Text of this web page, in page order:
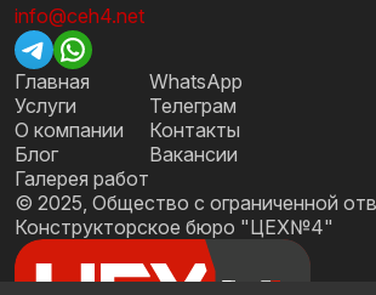
info@ceh4.net
Главная
Услуги
О компании
Блог
Галерея работ
WhatsApp
Телеграм
Контакты
Вакансии
© 2025, Общество с ограниченной
Конструкторское бюро "ЦЕХ№4"